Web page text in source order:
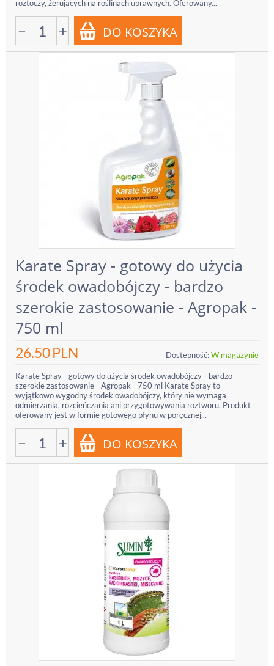
roztoczy, żerujących na roślinach uprawnych. Oferowany...
− +
Karate Spray - gotowy do użycia
środek owadobójczy - bardzo
szerokie zastosowanie - Agropak -
750 ml
26.50PLN Dostępność:W magazynie
Karate Spray - gotowy do użycia środek owadobójczy - bardzo
szerokie zastosowanie - Agropak - 750 ml Karate Spray to
wyjątkowo wygodny środek owadobójczy, który nie wymaga
odmierzania, rozcieńczania ani przygotowywania roztworu. Produkt
oferowany jest w formie gotowego płynu w poręcznej...
− +